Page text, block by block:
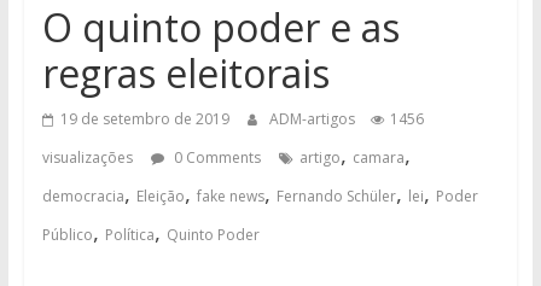
O quinto poder e as
regras eleitorais
19 de setembro de 2019 ADM-artigos
1456
visualizações
0 Comments artigo, camara,
democracia, Eleição, fake news, Fernando Schüler, lei, Poder
Público, Política, Quinto Poder